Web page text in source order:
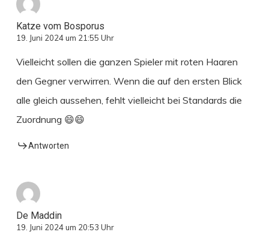
Katze vom Bosporus
19. Juni 2024 um 21:55 Uhr
Vielleicht sollen die ganzen Spieler mit roten Haaren
den Gegner verwirren. Wenn die auf den ersten Blick
alle gleich aussehen, fehlt vielleicht bei Standards die
Zuordnung 😄😄
Antworten
De Maddin
19. Juni 2024 um 20:53 Uhr